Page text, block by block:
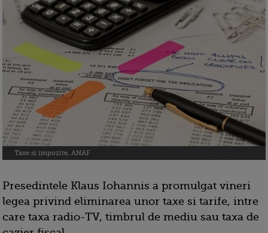
Taxe si impozite, ANAF
Presedintele Klaus Iohannis a promulgat vineri
legea privind eliminarea unor taxe si tarife, intre
care taxa radio-TV, timbrul de mediu sau taxa de